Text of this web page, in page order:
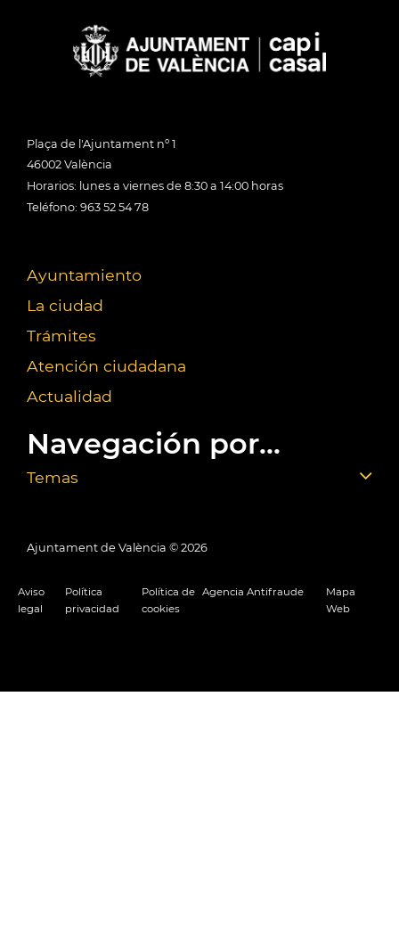
Plaça de l'Ajuntament nº 1
46002 València
Horarios: lunes a viernes de 8:30 a 14:00 horas
Teléfono: 963 52 54 78
Ayuntamiento
La ciudad
Trámites
Atención ciudadana
Actualidad
Navegación por...
Temas
Ajuntament de València © 2026
Aviso
legal
Política
privacidad
Política de
cookies
Agencia Antifraude
Mapa
Web